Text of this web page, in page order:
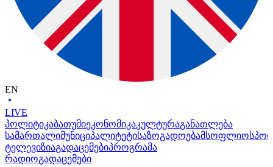
EN
LIVE
პოლიტიკაბათუმიეკონომიკაკულტურაგანათლება
სამართალიმუნიციპალიტეტისაზოგადოებამსოფლიო
ტელევიზიაგადაცემებიპროგრამა
რადიოგადაცემები